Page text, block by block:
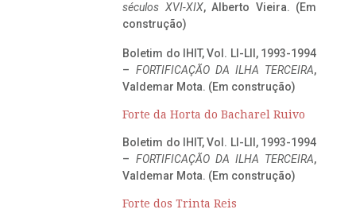
séculos XVI-XIX, Alberto Vieira. (Em
construção)
Boletim do IHIT, Vol. LI-LII, 1993-1994
– FORTIFICAÇÃO DA ILHA TERCEIRA,
Valdemar Mota. (Em construção)
Forte da Horta do Bacharel Ruivo
Boletim do IHIT, Vol. LI-LII, 1993-1994
– FORTIFICAÇÃO DA ILHA TERCEIRA,
Valdemar Mota. (Em construção)
Forte dos Trinta Reis